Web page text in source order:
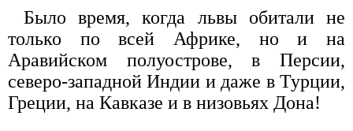
Было время, когда львы обитали не
только по всей Африке, но и на
Аравийском полуострове, в Персии,
северо-западной Индии и даже в Турции,
Греции, на Кавказе и в низовьях Дона!